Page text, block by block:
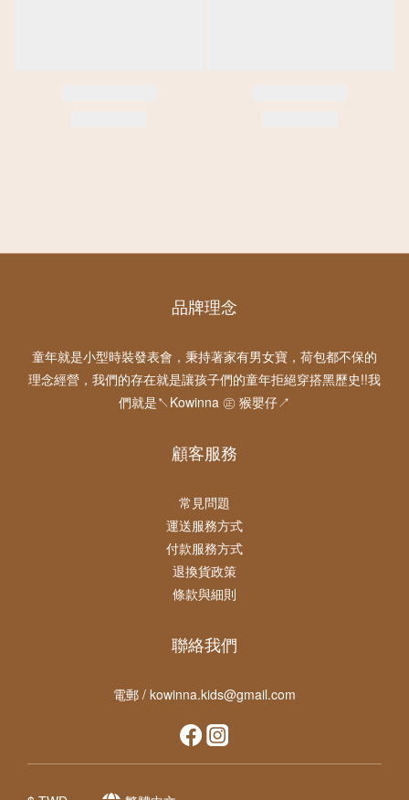
品牌理念
童年就是小型時裝發表會，秉持著家有男女寶，荷包都不保的
理念經營，我們的存在就是讓孩子們的童年拒絕穿搭黑歷史!!我
們就是↖Kowinna ㊣ 猴嬰仔↗
顧客服務
常見問題
運送服務方式
付款服務方式
退換貨政策
條款與細則
聯絡我們
電郵 / kowinna.kids@gmail.com